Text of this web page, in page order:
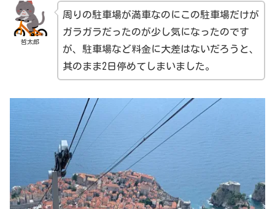
哲太郎
周りの駐車場が満車なのにこの駐車場だけが
ガラガラだったのが少し気になったのです
が、駐車場など料金に大差はないだろうと、
其のまま2日停めてしまいました。